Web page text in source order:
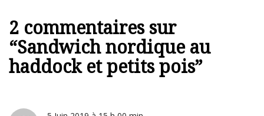
2 commentaires sur
“Sandwich nordique au
haddock et petits pois”